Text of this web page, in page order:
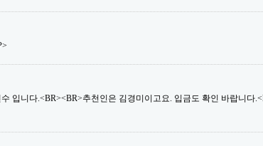
입니다.<BR><BR>추천인은 김경미이고요. 입금도 확인 바랍니다